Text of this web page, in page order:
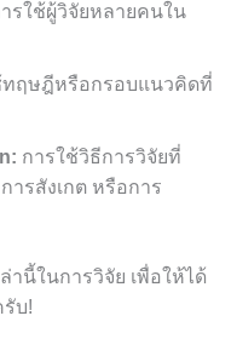
รใช้ผู้วิจัยหลายคนใน
ทฤษฎีหรือกรอบแนวคิดที่
การใช้วิธีการวิจัยที่
รสังเกต หรือการ
นี้ในการวิจัย เพื่อให้ได้
บ!